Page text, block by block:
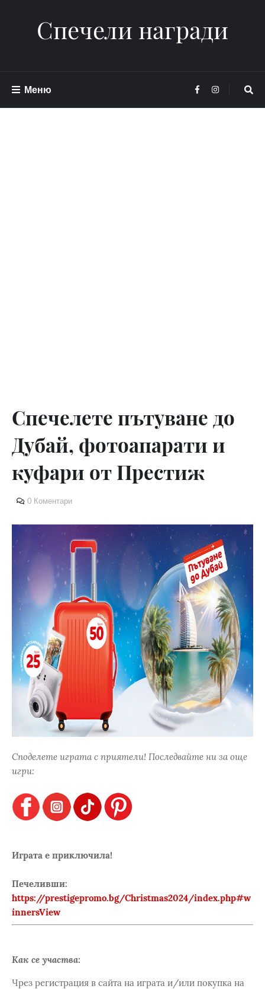
Спечели награди
Меню
Спечелете пътуване до
Дубай, фотоапарати и
куфари от Престиж
0 Коментари
Споделете играта с приятели! Последвайте ни за още
игри:
Играта е приключила!
Печеливши:
https://prestigepromo.bg/Christmas2024/index.php#w
innersView
Как се участва:
Чрез регистрация в сайта на играта и/или покупка на